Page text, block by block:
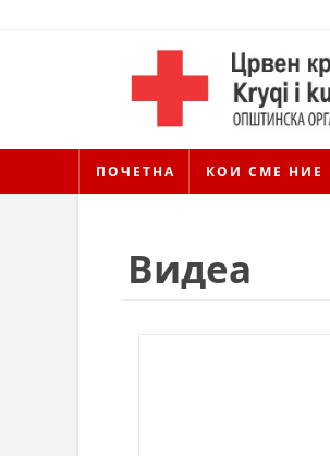
ПОЧЕТНА КОИ СМЕ НИЕ
Видеа